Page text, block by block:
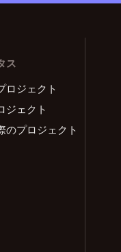
ス
ロジェクト
ジェクト
のプロジェクト